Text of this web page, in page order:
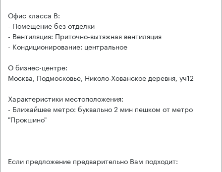
Офис класса B:
- Помещение без отделки
- Вентиляция: Приточно-вытяжная вентиляция
- Кондиционирование: центральное
О бизнес-центре:
Москва, Подмосковье, Николо-Хованское деревня, уч12
Характеристики местоположения:
- Ближайшее метро: буквально 2 мин пешком от метро
"Прокшино"
Если предложение предварительно Вам подходит: